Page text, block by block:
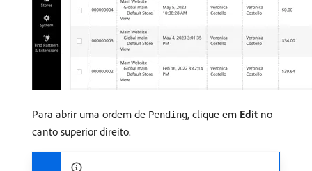
Para abrir uma ordem de Pending, clique em Edit no
canto superior direito.